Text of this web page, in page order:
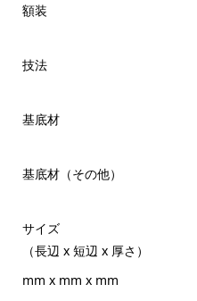
額装
技法
基底材
基底材（その他）
サイズ
（長辺 x 短辺 x 厚さ）
mm x mm x mm